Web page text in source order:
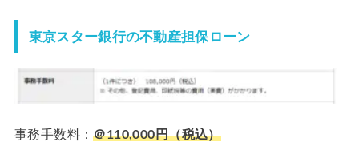
東京スター銀行の不動産担保ローン
事務手数料：＠110,000円（税込）